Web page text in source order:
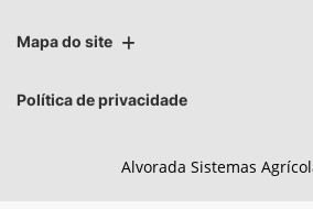
Mapa do site
Política de privacidade
Alvorada Sistemas